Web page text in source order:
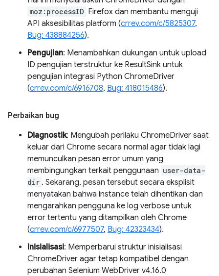
moz:processID Firefox dan membantu menguji
API aksesibilitas platform (crrev.com/c/5825307,
Bug: 438884256).
Pengujian: Menambahkan dukungan untuk upload
ID pengujian terstruktur ke ResultSink untuk
pengujian integrasi Python ChromeDriver
(crrev.com/c/6916708, Bug: 418015486).
Perbaikan bug
Diagnostik: Mengubah perilaku ChromeDriver saat
keluar dari Chrome secara normal agar tidak lagi
memunculkan pesan error umum yang
membingungkan terkait penggunaan user-data-
dir . Sekarang, pesan tersebut secara eksplisit
menyatakan bahwa instance telah dihentikan dan
mengarahkan pengguna ke log verbose untuk
error tertentu yang ditampilkan oleh Chrome
(crrev.com/c/6977507, Bug: 42323434).
Inisialisasi: Memperbarui struktur inisialisasi
ChromeDriver agar tetap kompatibel dengan
perubahan Selenium WebDriver v4.16.0